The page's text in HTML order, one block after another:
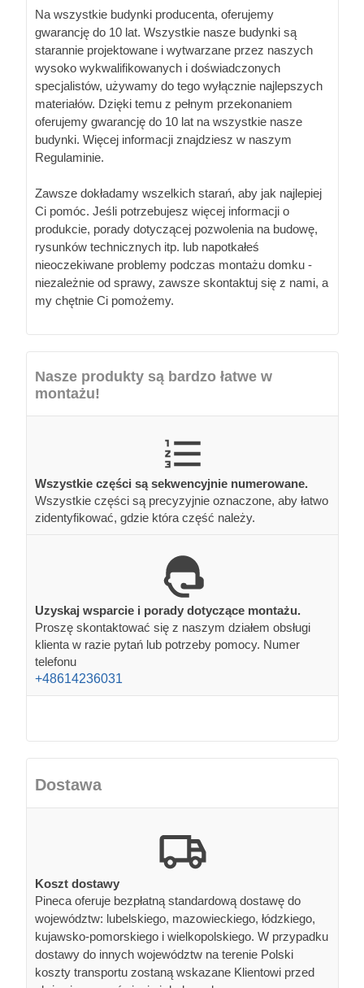
Na wszystkie budynki producenta, oferujemy
gwarancję do 10 lat. Wszystkie nasze budynki są
starannie projektowane i wytwarzane przez naszych
wysoko wykwalifikowanych i doświadczonych
specjalistów, używamy do tego wyłącznie najlepszych
materiałów. Dzięki temu z pełnym przekonaniem
oferujemy gwarancję do 10 lat na wszystkie nasze
budynki. Więcej informacji znajdziesz w naszym
Regulaminie.
Zawsze dokładamy wszelkich starań, aby jak najlepiej
Ci pomóc. Jeśli potrzebujesz więcej informacji o
produkcie, porady dotyczącej pozwolenia na budowę,
rysunków technicznych itp. lub napotkałeś
nieoczekiwane problemy podczas montażu domku -
niezależnie od sprawy, zawsze skontaktuj się z nami, a
my chętnie Ci pomożemy.
Nasze produkty są bardzo łatwe w
montażu!
Wszystkie części są sekwencyjnie numerowane.
Wszystkie części są precyzyjnie oznaczone, aby łatwo
zidentyfikować, gdzie która część należy.
Uzyskaj wsparcie i porady dotyczące montażu.
Proszę skontaktować się z naszym działem obsługi
klienta w razie pytań lub potrzeby pomocy. Numer
telefonu
+48614236031
Dostawa
Koszt dostawy
Pineca oferuje bezpłatną standardową dostawę do
województw: lubelskiego, mazowieckiego, łódzkiego,
kujawsko-pomorskiego i wielkopolskiego. W przypadku
dostawy do innych województw na terenie Polski
koszty transportu zostaną wskazane Klientowi przed